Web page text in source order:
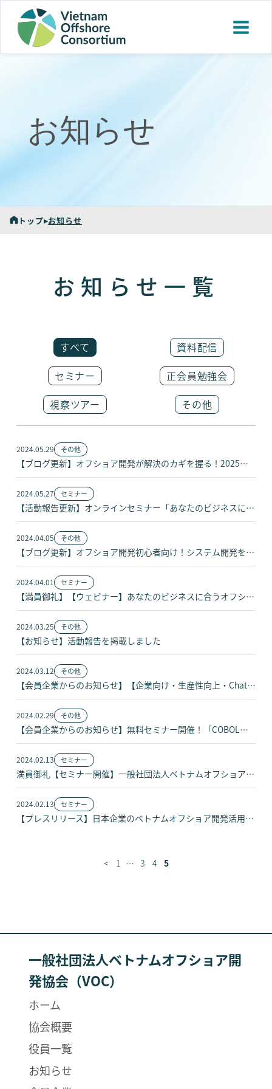
お知らせ
トップ▸お知らせ
お知らせ一覧
すべて
資料配信
セミナー
正会員勉強会
視察ツアー
その他
2024.05.29 その他
【ブログ更新】オフショア開発が解決のカギを握る！2025年の崖とは？
2024.05.27 セミナー
【活動報告更新】オンラインセミナー「あなたのビジネスに合うオフショア会社の選び方」
2024.04.05 その他
【ブログ更新】オフショア開発初心者向け！システム開発を進める上での全工程17ステップをご紹介
2024.04.01 セミナー
【満員御礼】【ウェビナー】あなたのビジネスに合うオフショア開発企業の選び方
2024.03.25 その他
【お知らせ】活動報告を掲載しました
2024.03.12 その他
【会員企業からのお知らせ】【企業向け・生産性向上・ChatGPT応用編】GPTsハッカソン優勝作品丸ごと公開
2024.02.29 その他
【会員企業からのお知らせ】無料セミナー開催！「COBOL資産を守り、サステナブルな価値を生み出す方法」
2024.02.13 セミナー
満員御礼【セミナー開催】一般社団法人ベトナムオフショア開発協会設立記念セミナー開催のお知らせ
2024.02.13 セミナー
【プレスリリース】日本企業のベトナムオフショア開発活用支援を目的とした 「一般社団法人ベトナムオフショア開発協会」設立及び設立記念セミナー開催のお知らせ
< 1 … 3 4 5
一般社団法人ベトナムオフショア開
発協会（VOC）
ホーム
協会概要
役員一覧
お知らせ